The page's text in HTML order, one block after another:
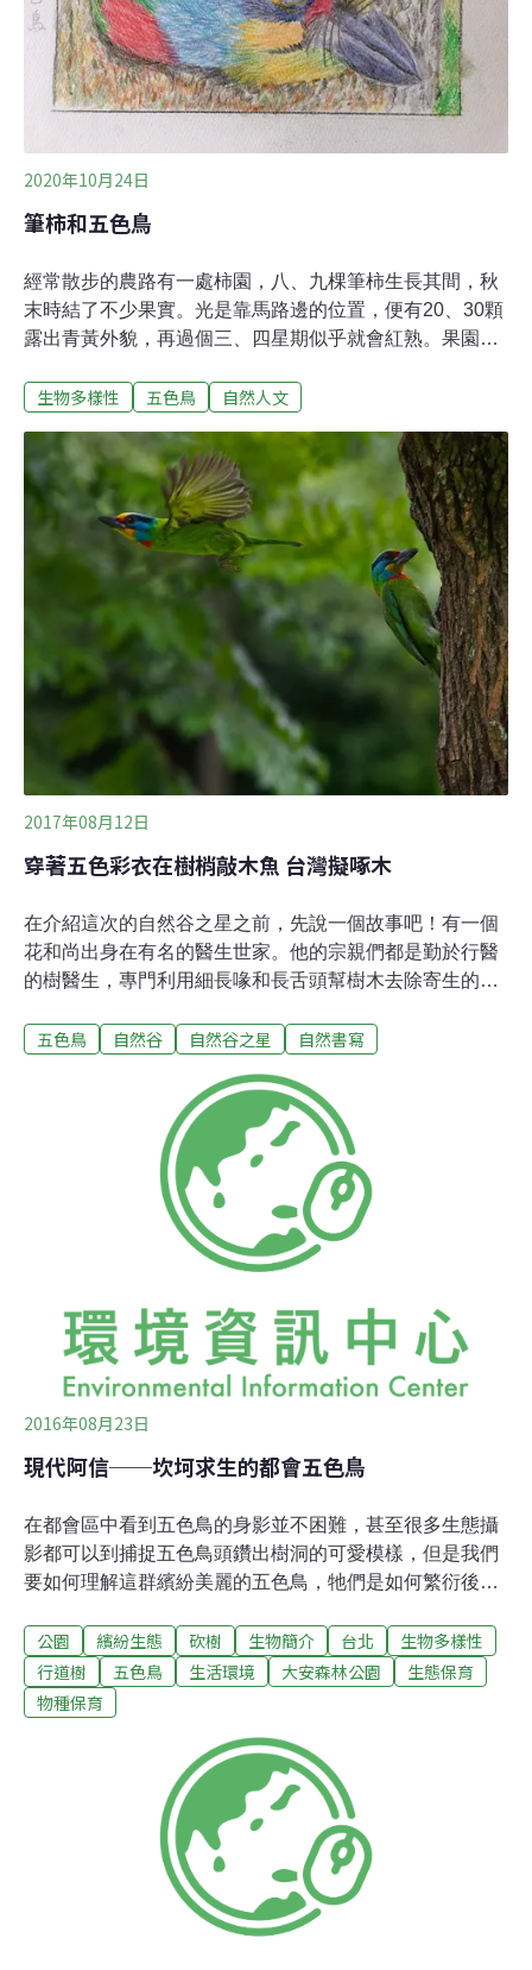
的形式，讓民眾更了解不同的生態保育議題。今年礙於
COVID-19疫情，無法辦理實體活動，改以圖文線上展覽
的方式，用10篇圖文介紹台北市裡的保育故事，主
2020年10月24日
筆柿和五色鳥
經常散步的農路有一處柿園，八、九棵筆柿生長其間，秋
末時結了不少果實。光是靠馬路邊的位置，便有20、30顆
露出青黃外貌，再過個三、四星期似乎就會紅熟。果園背
果園無人聞問，觀察好一陣，確定是荒廢了。依此研判，
破滅了。少說有六、七隻五色鳥，一早便來筆柿樹用餐。
凡是有些黃熟的果實，都被五色鳥以粗大的嘴喙豪邁地大
咬，啄出一個大洞。五色鳥有三、兩隻結集便相當罕見，
一次集聚這麼多隻委實難得。或許這是一個家族，有些是
今年才出生的亞成鳥，但我毋寧相信，那是這一山區的五
色鳥們，因為知道這裡有筆柿大餐，呷好到相報，一早都
跑來大塊朵頤。我站在那兒遠望，牠們機伶地躲入樹叢
裡。我佇立太久，牠們轉而不耐，紛紛離去。等我從農路
盡頭折返，牠們又從筆柿驚飛，嘴喙還有柿肉的殘漬。接
下幾日，清晨經過時，這處柿園都有這麼一群五色鳥上
生物多樣性 五色鳥 自然人文
2017年08月12日
穿著五色彩衣在樹梢敲木魚 台灣擬啄木
在介紹這次的自然谷之星之前，先說一個故事吧！有一個
花和尚出身在有名的醫生世家。他的宗親們都是勤於行醫
的樹醫生，專門利用細長喙和長舌頭幫樹木去除寄生的昆
醫生雖然在森林中富有聲望但也很謙虛，過著衣著樸實的
生來粗大厚實，讓他覺得自己比其它親戚來得厲害。不行
醫的他天天穿了漂亮的衣服在群鳥中炫耀。觀世音菩薩來
了看到這種情況，便著手開導他，花和尚在觀世音菩薩的
導引之下終於領悟，決心改變自己的生活，除了每天以素
果為主食之外，從白天到晚上都很認真「嘓、嘓、嘓」的
在森林裡敲木魚唸經。故事中透露了許多線索，大家猜得
到這次自然谷之星要介紹的是誰了嗎？沒錯，今天要介紹
木，是台灣的特有種。自然谷的五色鳥族群頗豐，雖然常
常可以聽到他的聲音，但要見他們一面可就難了。不像故
五色鳥 自然谷 自然谷之星 自然書寫
2016年08月23日
現代阿信──坎坷求生的都會五色鳥
在都會區中看到五色鳥的身影並不困難，甚至很多生態攝
影都可以到捕捉五色鳥頭鑽出樹洞的可愛模樣，但是我們
要如何理解這群繽紛美麗的五色鳥，牠們是如何繁衍後
學家， 透過她在都會森林的五色鳥研究，你會發現在都會
中尋求生存的鳥兒不為人知的辛苦與毅力，甚至比較起在
陽明山生活的五色鳥，在大安森林中的五色鳥，簡直就像
是現代阿信，無畏現實生活的挑戰，並努力存活在這片土
地上。眼前這位鳥類學家跟我緣份不淺，一方面我們是國
中同學，另一方面她工作的地方就在植物園旁邊，跟我的
電台很近，我們之前因為合作一個稱作「傾聽森林」的案
子而熟識。當然，對身為林業試驗所副研究員的葛兆年來
說，因為台北植物園就在她的辦公室旁邊，很方便就近尋
著研究主題，我甚至也幫她觀察過一陣子五色鳥。雖然五
色鳥跟我們如此貼近，但是，真正了解牠的人並不多。
公園 繽紛生態 砍樹 生物簡介 台北
生物多樣性
行道樹
五色鳥 生活環境 大安森林公園
生態保育
物種保育